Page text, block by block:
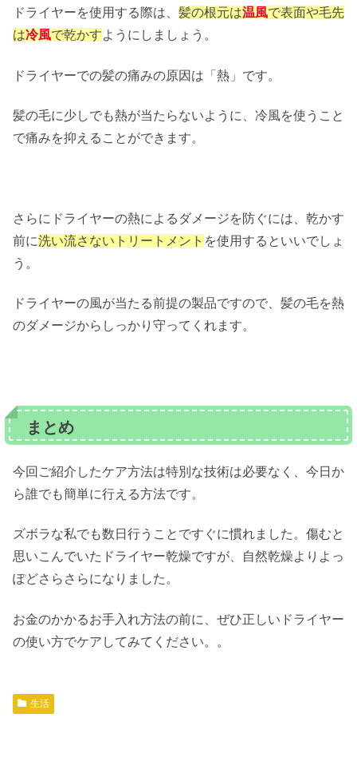
ドライヤーを使用する際は、 髪の根元は温風で表面や毛先
は冷風で乾かすようにしましょう。
ドライヤーでの髪の痛みの原因は「熱」です。
髪の毛に少しでも熱が当たらないように、冷風を使うこと
で痛みを抑えることができます。
さらにドライヤーの熱によるダメージを防ぐには、乾かす
前に洗い流さないトリートメント を使用するといいでしょ
う。
ドライヤーの風が当たる前提の製品ですので、髪の毛を熱
のダメージからしっかり守ってくれます。
まとめ
今回ご紹介したケア方法は特別な技術は必要なく、今日か
ら誰でも簡単に行える方法です。
ズボラな私でも数日行うことですぐに慣れました。傷むと
思いこんでいたドライヤー乾燥ですが、自然乾燥よりよっ
ぽどさらさらになりました。
お金のかかるお手入れ方法の前に、ぜひ正しいドライヤー
の使い方でケアしてみてください。。
生活